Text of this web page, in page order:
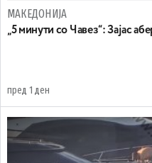
МАКЕДОНИЈА
„5 минути со Чавез“: Зајас
пред 1 ден